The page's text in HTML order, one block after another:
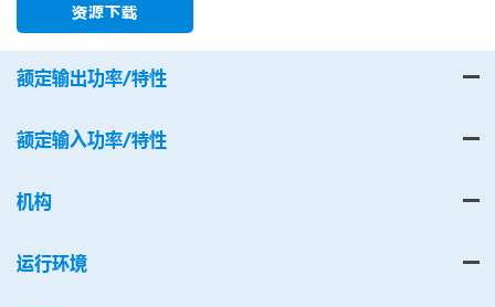
资源下载
额定输出功率/特性
额定输入功率/特性
机构
运行环境